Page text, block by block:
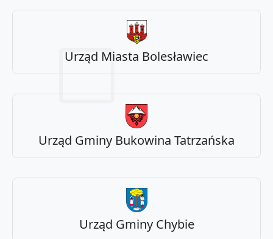
Urząd Miasta Bolesławiec
Urząd Gminy Bukowina Tatrzańska
Urząd Gminy Chybie